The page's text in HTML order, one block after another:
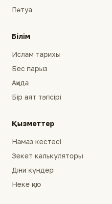
Пәтуа
Білім
Ислам тарихы
Бес парыз
Ақида
Бір аят тәпсірі
Қызметтер
Намаз кестесі
Зекет калькуляторы
Діни күндер
Неке қию